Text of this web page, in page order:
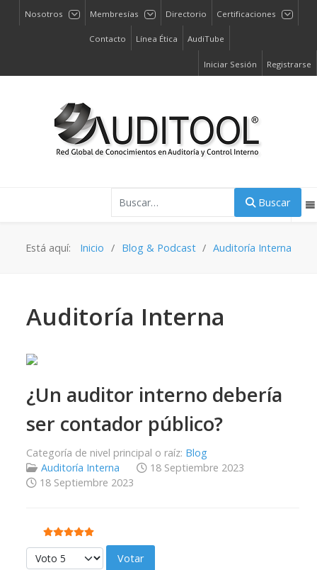
Nosotros Membresías Directorio Certificaciones
Contacto Línea Ética AudiTube
Iniciar Sesión Registrarse
Buscar
Está aquí: Inicio Blog & Podcast Auditoría Interna
Auditoría Interna
¿Un auditor interno debería
ser contador público?
Categoría de nivel principal o raíz: Blog
Auditoría Interna
18 Septiembre 2023
18 Septiembre 2023
Ratio:5/5
Por favor, vote